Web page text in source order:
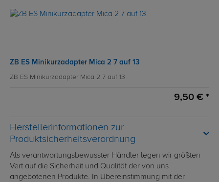
ZB ES Minikurzadapter Mica 2 7 auf 13
ZB ES Minikurzadapter Mica 2 7 auf 13
9,50 € *
Herstellerinformationen zur
Produktsicherheitsverordnung
Als verantwortungsbewusster Händler legen wir größten
Vert auf die Sicherheit und Qualität der von uns
angebotenen Produkte. In Übereinstimmung mit der